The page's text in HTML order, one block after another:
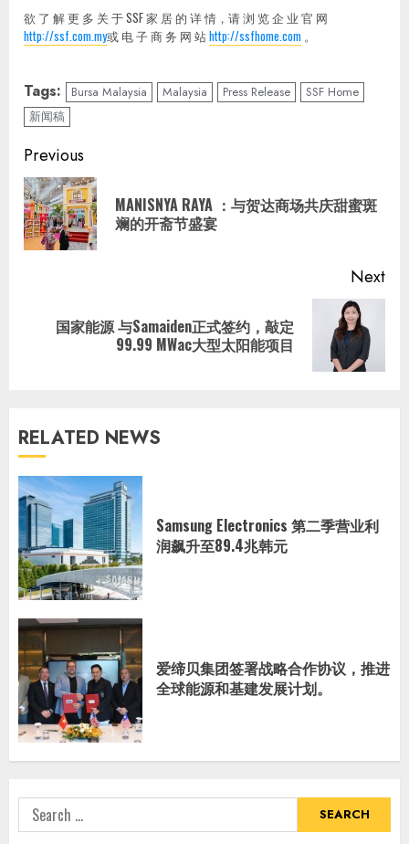
欲 了 解 更 多 关 于 SSF 家 居 的 详 情，请 浏 览 企 业 官 网
http://ssf.com.my或 电 子 商 务 网 站http://ssfhome.com 。
Tags: Bursa Malaysia Malaysia Press Release
SSF Home
新闻稿
Continue
Reading
Previous
MANISNYA RAYA ：与贺达商场共庆甜蜜斑
斓的开斋节盛宴
Next
Next国家能源 与Samaiden正式签约，敲定
99.99 MWac大型太阳能项目
RELATED NEWS
Samsung Electronics 第二季营业利
润飙升至89.4兆韩元
爱缔贝集团签署战略合作协议，推进
全球能源和基建发展计划。
Search
for: